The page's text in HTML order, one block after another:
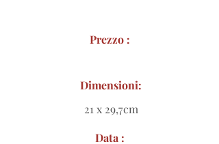
Prezzo :
Dimensioni:
21 x 29,7cm
Data :